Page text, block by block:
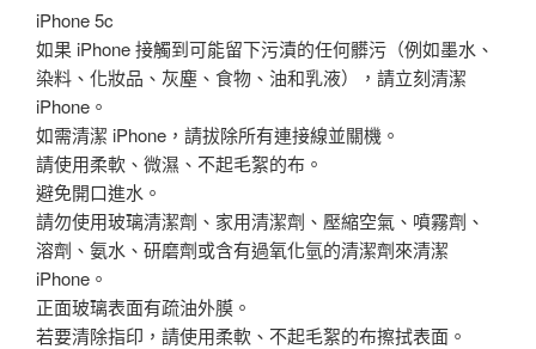
iPhone 5c
如果 iPhone 接觸到可能留下污漬的任何髒污（例如墨水、
染料、化妝品、灰塵、食物、油和乳液），請立刻清潔
iPhone。
如需清潔 iPhone，請拔除所有連接線並關機。
請使用柔軟、微濕、不起毛絮的布。
避免開口進水。
請勿使用玻璃清潔劑、家用清潔劑、壓縮空氣、噴霧劑、
溶劑、氨水、研磨劑或含有過氧化氫的清潔劑來清潔
iPhone。
正面玻璃表面有疏油外膜。
若要清除指印，請使用柔軟、不起毛絮的布擦拭表面。